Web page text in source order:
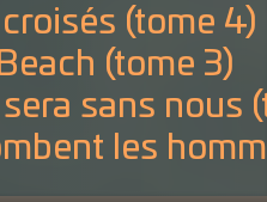
(tome 4)
(tome 3)
sans nous
les